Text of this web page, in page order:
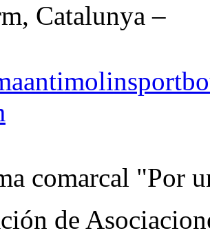
Catalunya –
comarcal "Por
de